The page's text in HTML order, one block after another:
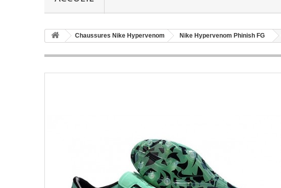
Chaussures Nike Hypervenom Nike Hypervenom Phinish FG